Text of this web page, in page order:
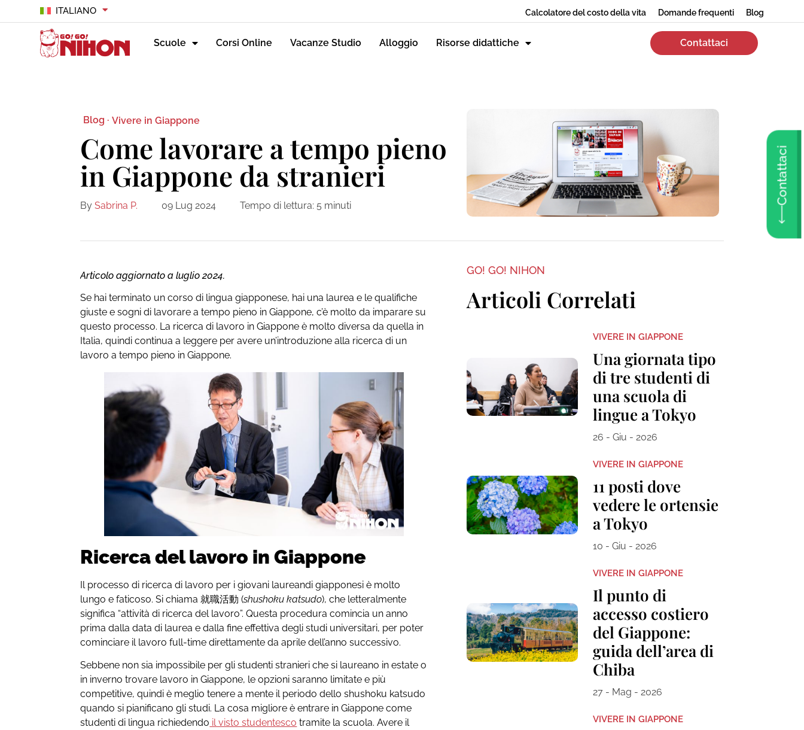
ITALIANO Calcolatore del costo della vita Domande frequenti Blog
Scuole Corsi Online Vacanze Studio Alloggio Risorse didattiche Contattaci
Contattaci
Blog · Vivere in Giappone
Come lavorare a tempo pieno
in Giappone da stranieri
By Sabrina P. 09 Lug 2024 Tempo di lettura: 5 minuti
Articolo aggiornato a luglio 2024.
Se hai terminato un corso di lingua giapponese, hai una laurea e le qualifiche
giuste e sogni di lavorare a tempo pieno in Giappone, c’è molto da imparare su
questo processo. La ricerca di lavoro in Giappone è molto diversa da quella in
Italia, quindi continua a leggere per avere un’introduzione alla ricerca di un
lavoro a tempo pieno in Giappone.
Ricerca del lavoro in Giappone
Il processo di ricerca di lavoro per i giovani laureandi giapponesi è molto
lungo e faticoso. Si chiama 就職活動 (shushoku katsudo), che letteralmente
significa “attività di ricerca del lavoro”. Questa procedura comincia un anno
prima dalla data di laurea e dalla fine effettiva degli studi universitari, per poter
cominciare il lavoro full-time direttamente da aprile dell’anno successivo.
Sebbene non sia impossibile per gli studenti stranieri che si laureano in estate o
in inverno trovare lavoro in Giappone, le opzioni saranno limitate e più
competitive, quindi è meglio tenere a mente il periodo dello shushoku katsudo
quando si pianificano gli studi. La cosa migliore è entrare in Giappone come
studenti di lingua richiedendo il visto studentesco tramite la scuola. Avere il
GO! GO! NIHON
Articoli Correlati
VIVERE IN GIAPPONE
Una giornata tipo
di tre studenti di
una scuola di
lingue a Tokyo
26 - Giu - 2026
VIVERE IN GIAPPONE
11 posti dove
vedere le ortensie
a Tokyo
10 - Giu - 2026
VIVERE IN GIAPPONE
Il punto di
accesso costiero
del Giappone:
guida dell’area di
Chiba
27 - Mag - 2026
VIVERE IN GIAPPONE